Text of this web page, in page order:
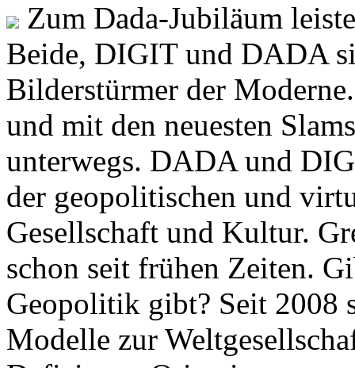
Zum Dada-Jubiläum
Beide, DIGIT und DADA
Bilderstürmer der
und mit den neuesten
unterwegs. DADA und
der geopolitischen und
Gesellschaft und Kultur.
schon seit frühen Zeiten.
Geopolitik gibt? Seit 2008
Modelle zur